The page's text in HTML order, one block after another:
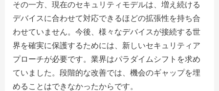
その一方、現在のセキュリティモデルは、増え続ける
デバイスに合わせて対応できるほどの拡張性を持ち合
わせていません。今後、様々なデバイスが接続する世
界を確実に保護するためには、新しいセキュリティア
プローチが必要です。業界はパラダイムシフトを求め
ていました。段階的な改善では、機会のギャップを埋
めることはできなかったからです。